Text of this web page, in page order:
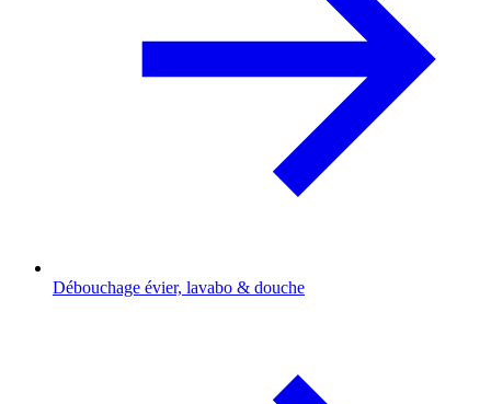
Débouchage évier, lavabo & douche